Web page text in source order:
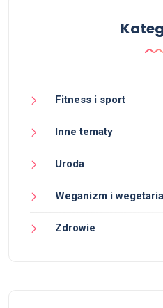
Fitness i sport
Inne tematy
Uroda
Weganizm i
Zdrowie